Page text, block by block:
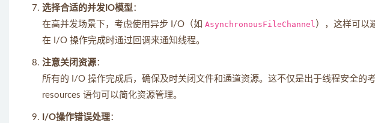
选择合适的并发IO模型：
在高并发场景下，考虑使用异步 I/O（如 AsynchronousFileChannel），这样可以
在 I/O 操作完成时通过回调来通知线程。
注意关闭资源：
所有的 I/O 操作完成后，确保及时关闭文件和通道资源。这不仅是出于线程安全的
resources 语句可以简化资源管理。
I/O操作错误处理：